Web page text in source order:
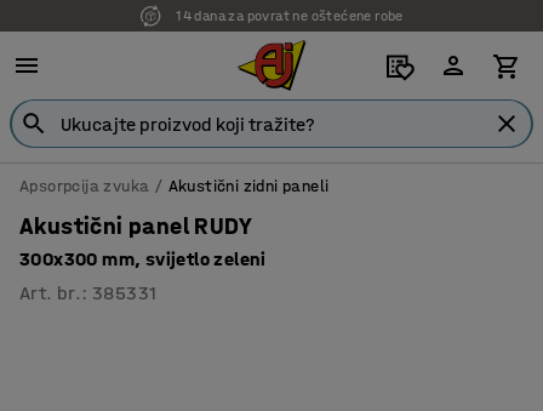
14 dana za povrat ne oštećene robe
Apsorpcija zvuka Akustični zidni paneli
Akustični panel RUDY
300x300 mm, svijetlo zeleni
Art. br. : 385331